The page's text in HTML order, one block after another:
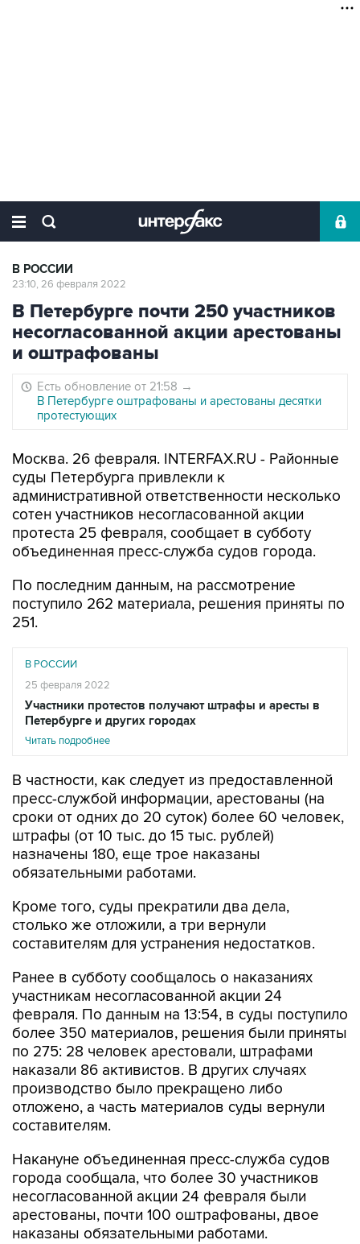
В РОССИИ
23:10, 26 февраля 2022
В Петербурге почти 250 участников
несогласованной акции арестованы
и оштрафованы
Есть обновление от 21:58 →
В Петербурге оштрафованы и арестованы десятки
протестующих
Москва. 26 февраля. INTERFAX.RU - Районные
суды Петербурга привлекли к
административной ответственности несколько
сотен участников несогласованной акции
протеста 25 февраля, сообщает в субботу
объединенная пресс-служба судов города.
По последним данным, на рассмотрение
поступило 262 материала, решения приняты по
251.
В РОССИИ
25 февраля 2022
Участники протестов получают штрафы и аресты в
Петербурге и других городах
Читать подробнее
В частности, как следует из предоставленной
пресс-службой информации, арестованы (на
сроки от одних до 20 суток) более 60 человек,
штрафы (от 10 тыс. до 15 тыс. рублей)
назначены 180, еще трое наказаны
обязательными работами.
Кроме того, суды прекратили два дела,
столько же отложили, а три вернули
составителям для устранения недостатков.
Ранее в субботу сообщалось о наказаниях
участникам несогласованной акции 24
февраля. По данным на 13:54, в суды поступило
более 350 материалов, решения были приняты
по 275: 28 человек арестовали, штрафами
наказали 86 активистов. В других случаях
производство было прекращено либо
отложено, а часть материалов суды вернули
составителям.
Накануне объединенная пресс-служба судов
города сообщала, что более 30 участников
несогласованной акции 24 февраля были
арестованы, почти 100 оштрафованы, двое
наказаны обязательными работами.